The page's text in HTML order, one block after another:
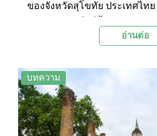
ของจังหวัดสุโขทัย ประเทศไท
ปรางค์ 3 องค์ ลักษณะรูปแบบเ
ของศิลปะลวดลายปูนปั้น
อ่านต่อ
บทความ